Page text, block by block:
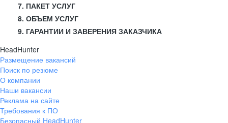
7. ПАКЕТ УСЛУГ
8. ОБЪЕМ УСЛУГ
9. ГАРАНТИИ И ЗАВЕРЕНИЯ ЗАКАЗЧИКА
HeadHunter
Размещение вакансий
Поиск по резюме
О компании
Наши вакансии
Реклама на сайте
Требования к ПО
Безопасный HeadHunter